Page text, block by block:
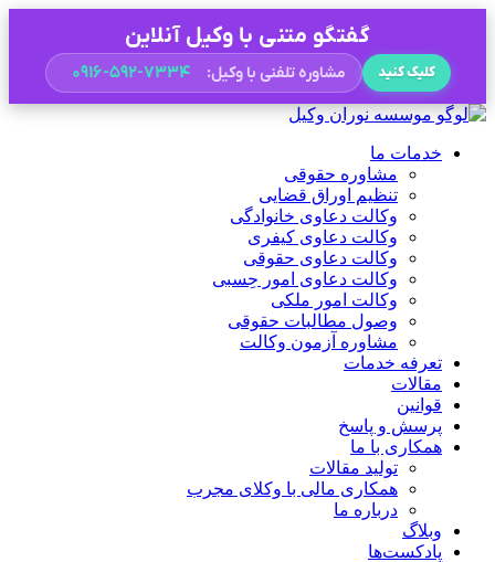
گفتگو متنی با وکیل آنلاین
کلیک کنید مشاوره تلفنی با وکیل: ۰۹۱۶-۵۹۲-۷۳۳۴
خدمات ما
مشاوره حقوقی
تنظیم اوراق قضایی
وکالت دعاوی خانوادگی
وکالت دعاوی کیفری
وکالت دعاوی حقوقی
وکالت دعاوی امور حِسبی
وکالت امور ملکی
وصول مطالبات حقوقی
مشاوره آزمون وکالت
تعرفه خدمات
مقالات
قوانین
پرسش و پاسخ
همکاری با ما
تولید مقالات
همکاری مالی با وکلای مجرب
درباره ما
وبلاگ
پادکست‌ها